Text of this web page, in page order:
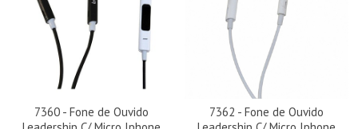
7360 - Fone de Ouvido
7362 - Fone de Ouvido